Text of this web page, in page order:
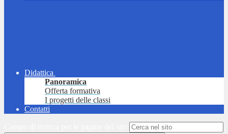
Didattica
Panoramica
Offerta formativa
I progetti delle classi
Contatti